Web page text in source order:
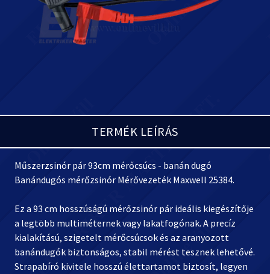
TERMÉK LEÍRÁS
Műszerzsinór pár 93cm mérőcsúcs - banán dugó
Banándugós mérőzsinór Mérővezeték Maxwell 25384.
Ez a 93 cm hosszúságú mérőzsinór pár ideális kiegészítője
a legtöbb multiméternek vagy lakatfogónak. A precíz
kialakítású, szigetelt mérőcsúcsok és az aranyozott
banándugók biztonságos, stabil mérést tesznek lehetővé.
Strapabíró kivitele hosszú élettartamot biztosít, legyen